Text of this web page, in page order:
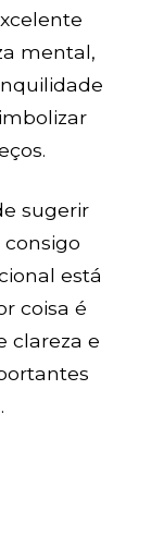
mental,
sugerir
está
coisa é
clareza e